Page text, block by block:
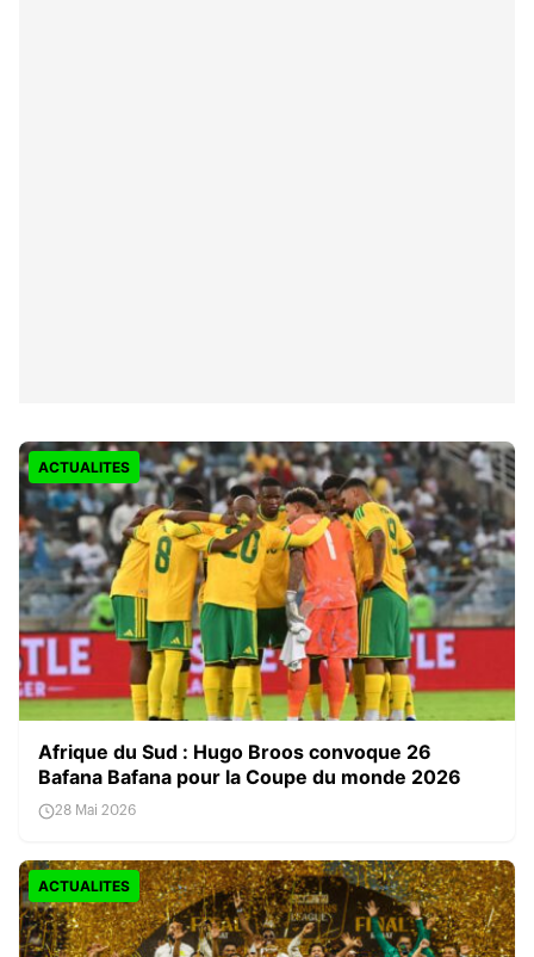
ACTUALITES
Afrique du Sud : Hugo Broos convoque 26
Bafana Bafana pour la Coupe du monde 2026
28 Mai 2026
ACTUALITES